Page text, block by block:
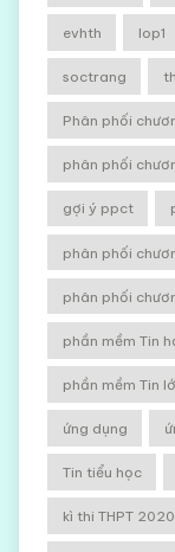
evhth lop1
soctrang
Phân phối
phân phối
gợi ý ppct
phân phối
phân phối
phần mềm Tin
phần mềm Tin
ứng dụng
Tin tiểu học
kì thi THPT 2020